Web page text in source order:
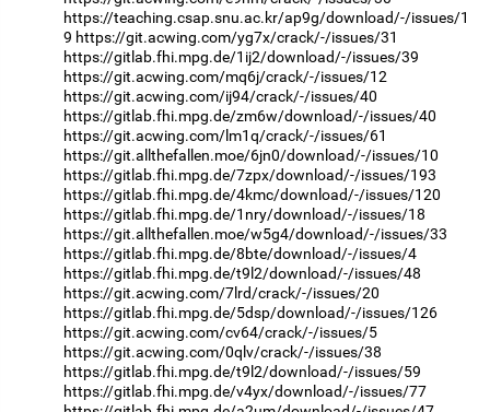
https://teaching.csap.snu.ac.kr/ap9g/download/-/issues/1
9 https://git.acwing.com/yg7x/crack/-/issues/31
https://gitlab.fhi.mpg.de/1ij2/download/-/issues/39
https://git.acwing.com/mq6j/crack/-/issues/12
https://git.acwing.com/ij94/crack/-/issues/40
https://gitlab.fhi.mpg.de/zm6w/download/-/issues/40
https://git.acwing.com/lm1q/crack/-/issues/61
https://git.allthefallen.moe/6jn0/download/-/issues/10
https://gitlab.fhi.mpg.de/7zpx/download/-/issues/193
https://gitlab.fhi.mpg.de/4kmc/download/-/issues/120
https://gitlab.fhi.mpg.de/1nry/download/-/issues/18
https://git.allthefallen.moe/w5g4/download/-/issues/33
https://gitlab.fhi.mpg.de/8bte/download/-/issues/4
https://gitlab.fhi.mpg.de/t9l2/download/-/issues/48
https://git.acwing.com/7lrd/crack/-/issues/20
https://gitlab.fhi.mpg.de/5dsp/download/-/issues/126
https://git.acwing.com/cv64/crack/-/issues/5
https://git.acwing.com/0qlv/crack/-/issues/38
https://gitlab.fhi.mpg.de/t9l2/download/-/issues/59
https://gitlab.fhi.mpg.de/v4yx/download/-/issues/77